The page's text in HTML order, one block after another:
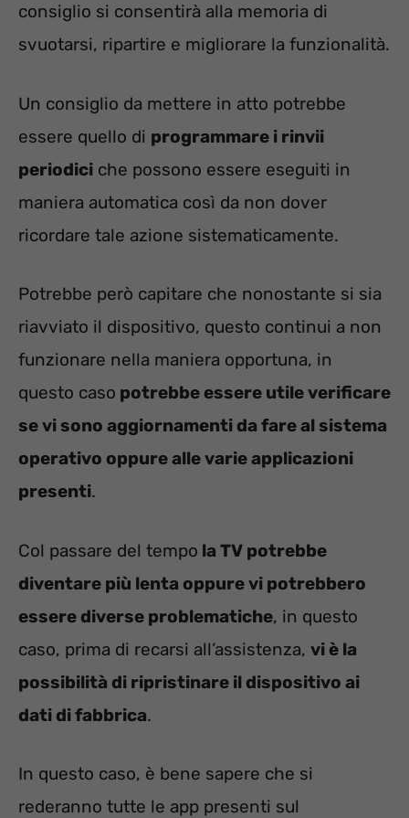
consiglio si consentirà alla memoria di
svuotarsi, ripartire e migliorare la funzionalità.
Un consiglio da mettere in atto potrebbe
essere quello di programmare i rinvii
periodici che possono essere eseguiti in
maniera automatica così da non dover
ricordare tale azione sistematicamente.
Potrebbe però capitare che nonostante si sia
riavviato il dispositivo, questo continui a non
funzionare nella maniera opportuna, in
questo caso potrebbe essere utile verificare
se vi sono aggiornamenti da fare al sistema
operativo oppure alle varie applicazioni
presenti.
Col passare del tempo la TV potrebbe
diventare più lenta oppure vi potrebbero
essere diverse problematiche, in questo
caso, prima di recarsi all’assistenza, vi è la
possibilità di ripristinare il dispositivo ai
dati di fabbrica.
In questo caso, è bene sapere che si
rederanno tutte le app presenti sul